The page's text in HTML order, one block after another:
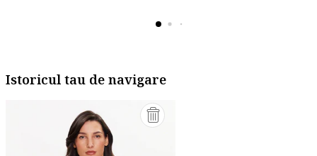
Istoricul tau de navigare